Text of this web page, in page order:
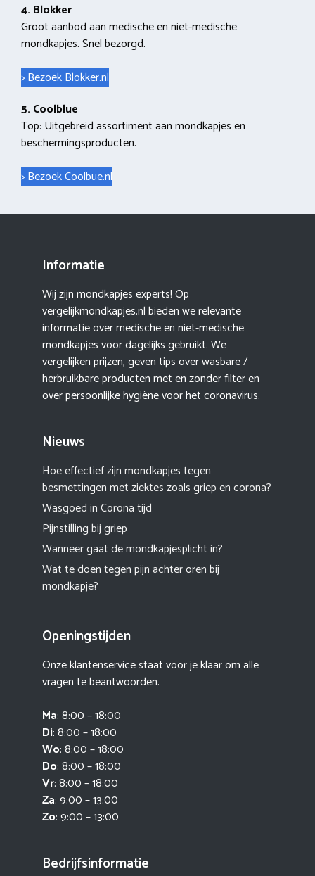
4. Blokker
Groot aanbod aan medische en niet-medische
mondkapjes. Snel bezorgd.
> Bezoek Blokker.nl
5. Coolblue
Top: Uitgebreid assortiment aan mondkapjes en
beschermingsproducten.
> Bezoek Coolbue.nl
Informatie
Wij zijn mondkapjes experts! Op
vergelijkmondkapjes.nl bieden we relevante
informatie over medische en niet-medische
mondkapjes voor dagelijks gebruikt. We
vergelijken prijzen, geven tips over wasbare /
herbruikbare producten met en zonder filter en
over persoonlijke hygiëne voor het coronavirus.
Nieuws
Hoe effectief zijn mondkapjes tegen
besmettingen met ziektes zoals griep en corona?
Wasgoed in Corona tijd
Pijnstilling bij griep
Wanneer gaat de mondkapjesplicht in?
Wat te doen tegen pijn achter oren bij
mondkapje?
Openingstijden
Onze klantenservice staat voor je klaar om alle
vragen te beantwoorden.
Ma: 8:00 – 18:00
Di: 8:00 – 18:00
Wo: 8:00 – 18:00
Do: 8:00 – 18:00
Vr: 8:00 – 18:00
Za: 9:00 – 13:00
Zo: 9:00 – 13:00
Bedrijfsinformatie